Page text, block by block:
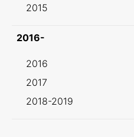
2015
2016-
2016
2017
2018-2019